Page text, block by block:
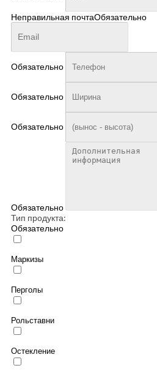
Неправильная почтаОбязательно
Обязательно
Обязательно
Обязательно
Обязательно
Тип продукта:
Обязательно
Маркизы
Перголы
Рольставни
Остекление